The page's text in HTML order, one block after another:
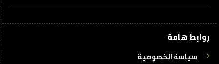
روابط هامة
سياسة الخصوصية